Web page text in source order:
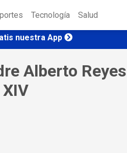
Tecnología Salud
nuestra App
Alberto Reyes